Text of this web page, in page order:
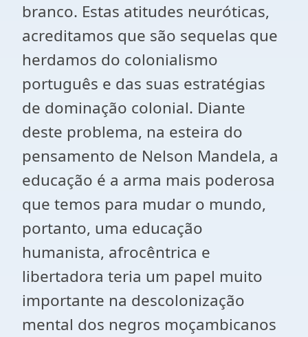
branco. Estas atitudes neuróticas,
acreditamos que são sequelas que
herdamos do colonialismo
português e das suas estratégias
de dominação colonial. Diante
deste problema, na esteira do
pensamento de Nelson Mandela, a
educação é a arma mais poderosa
que temos para mudar o mundo,
portanto, uma educação
humanista, afrocêntrica e
libertadora teria um papel muito
importante na descolonização
mental dos negros moçambicanos